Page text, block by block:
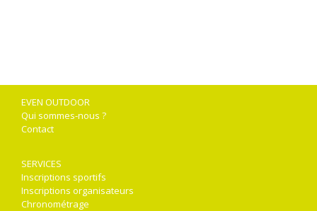
EVEN OUTDOOR
Qui sommes-nous ?
Contact
SERVICES
Inscriptions sportifs
Inscriptions organisateurs
Chronométrage